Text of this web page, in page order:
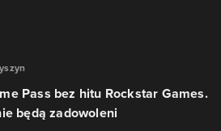
Pass bez hitu Rockstar Games.
będą zadowoleni